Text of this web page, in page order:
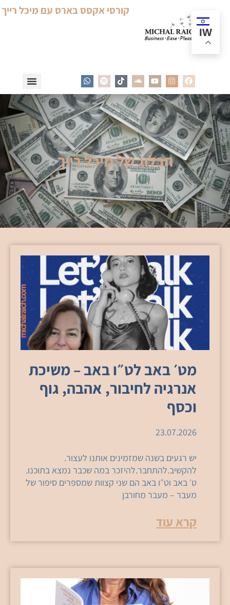
קורסי אקסס בארס עם מיכל רייך
IW
הבלוג של מיכל רייך
מט׳ באב לט״ו באב – משיכת
אנרגיה לחיבור, אהבה, גוף
וכסף
23.07.2026
יש רגעים בשנה שמזמינים אותנו לעצור.
להקשיב.להתחבר.להיזכר במה שכבר נמצא בתוכנו.
ט׳ באב וט״ו באב הם שני קצוות שמספרים סיפור של
מעבר – מעבר מחורבן
קרא עוד